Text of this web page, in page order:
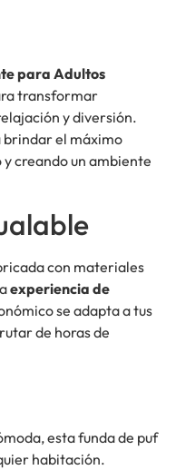
para Adultos
transformar
y diversión.
brindar el máximo
creando un ambiente
con materiales
experiencia de
se adapta a tus
de horas de
esta funda de puf
habitación.